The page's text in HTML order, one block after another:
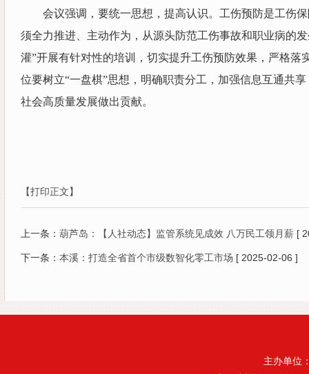
会议强调，要统一思想，提高认识。工伤预防是工伤
须全力推进、主动作为，从源头防范工伤事故和职业病的
灌”开展有针对性的培训，切实提升工伤预防效果，严格
位要树立“一盘棋”思想，明确职责分工，加强信息互通共
社会高质量发展做出贡献。
【打印正文】
上一条： 葫芦岛：【人社动态】监管系统见成效 八万民工领月薪 [
下一条： 本溪：打造全省首个市级数智化零工市场 [ 2025-02-06 ]
主办单位